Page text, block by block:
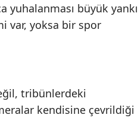
yuhalanması büyük yankı
var, yoksa bir spor
tribünlerdeki
kendisine çevrildiği